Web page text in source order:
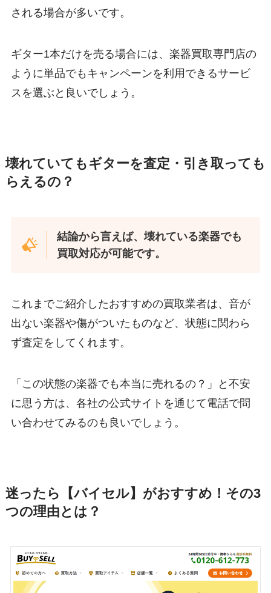
される場合が多いです。
ギター1本だけを売る場合には、楽器買取専門店の
ように単品でもキャンペーンを利用できるサービ
スを選ぶと良いでしょう。
壊れていてもギターを査定・引き取っても
らえるの？
結論から言えば、壊れている楽器でも
買取対応が可能です。
これまでご紹介したおすすめの買取業者は、音が
出ない楽器や傷がついたものなど、状態に関わら
ず査定をしてくれます。
「この状態の楽器でも本当に売れるの？」と不安
に思う方は、各社の公式サイトを通じて電話で問
い合わせてみるのも良いでしょう。
迷ったら【バイセル】がおすすめ！その3
つの理由とは？